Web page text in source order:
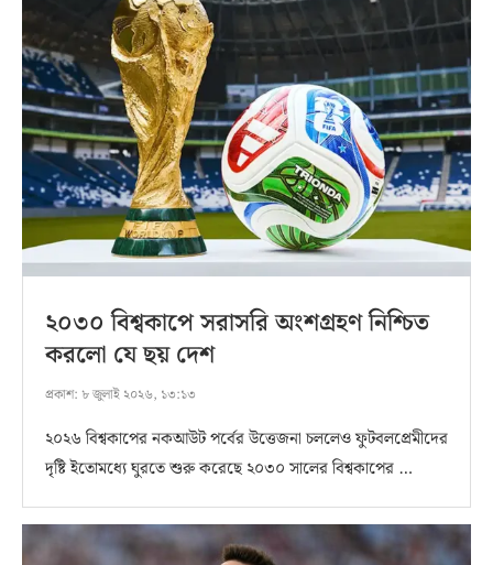
২০৩০ বিশ্বকাপে সরাসরি অংশগ্রহণ নিশ্চিত
করলো যে ছয় দেশ
প্রকাশ: ৮ জুলাই ২০২৬, ১৩:১৩
২০২৬ বিশ্বকাপের নকআউট পর্বের উত্তেজনা চললেও ফুটবলপ্রেমীদের
দৃষ্টি ইতোমধ্যে ঘুরতে শুরু করেছে ২০৩০ সালের বিশ্বকাপের …